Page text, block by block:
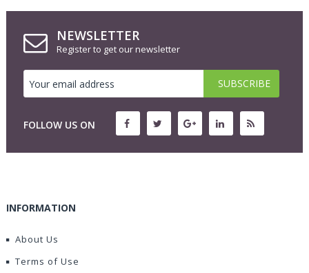
NEWSLETTER
Register to get our newsletter
FOLLOW US ON
INFORMATION
About Us
Terms of Use